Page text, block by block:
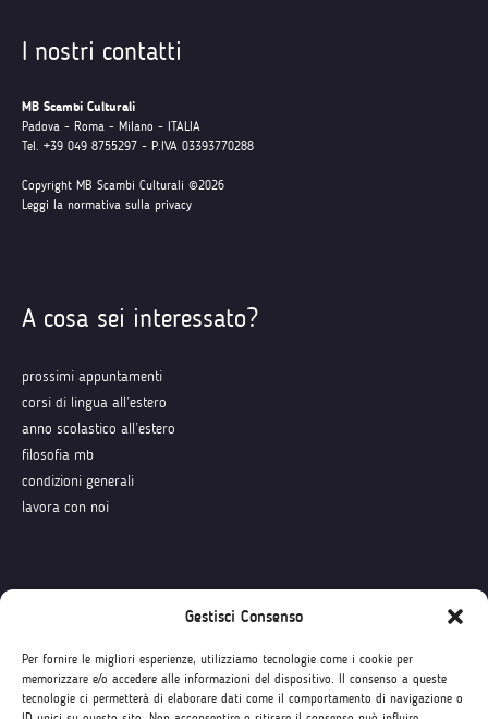
Gestisci Consenso
Per fornire le migliori esperienze, utilizziamo tecnologie come i cookie per
memorizzare e/o accedere alle informazioni del dispositivo. Il consenso a queste
tecnologie ci permetterà di elaborare dati come il comportamento di navigazione o
I nostri contatti
MB Scambi Culturali
Padova - Roma - Milano - ITALIA
Tel. +39 049 8755297 - P.IVA 03393770288
Copyright MB Scambi Culturali ©2026
Leggi la normativa sulla privacy
A cosa sei interessato?
prossimi appuntamenti
corsi di lingua all’estero
anno scolastico all’estero
filosofia mb
condizioni generali
lavora con noi